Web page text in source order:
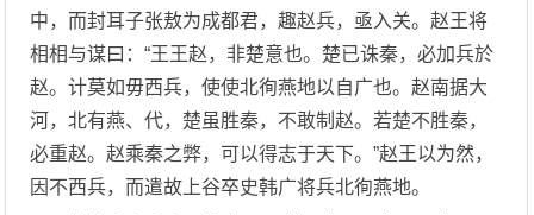
中，而封耳子张敖为成都君，趣赵兵，亟入关。赵王将
相相与谋曰：“王王赵，非楚意也。楚已诛秦，必加兵於
赵。计莫如毋西兵，使使北徇燕地以自广也。赵南据大
河，北有燕、代，楚虽胜秦，不敢制赵。若楚不胜秦，
必重赵。赵乘秦之弊，可以得志于天下。”赵王以为然，
因不西兵，而遣故上谷卒史韩广将兵北徇燕地。